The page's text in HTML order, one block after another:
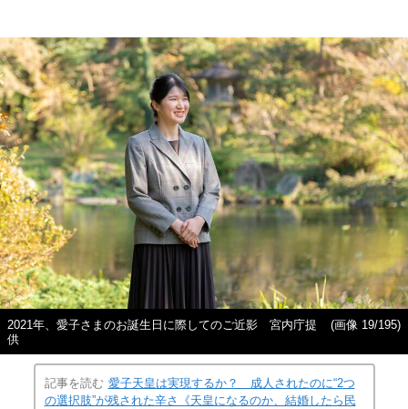
2021年、愛子さまのお誕生日に際してのご近影 宮内庁提
供
(画像 19/195)
記事を読む 愛子天皇は実現するか？ 成人されたのに“2つ
の選択肢”が残された辛さ《天皇になるのか、結婚したら民